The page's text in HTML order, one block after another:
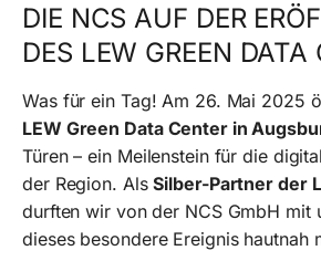
DIE NCS AUF DER
DES LEW GREEN DATA
Was für ein Tag! Am 26. Mai 2025
LEW Green Data Center in
Türen – ein Meilenstein für die
der Region. AlsSilber-Partner der
durften wir von der NCS GmbH mit
dieses besondere Ereignis hautnah